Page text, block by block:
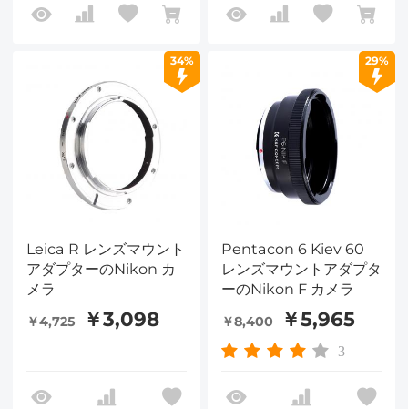
34%
Leica R レンズマウント
アダプターのNikon カ
メラ
￥4,725 ￥3,098
29%
Pentacon 6 Kiev 60
レンズマウントアダプタ
ーのNikon F カメラ
￥8,400 ￥5,965
3